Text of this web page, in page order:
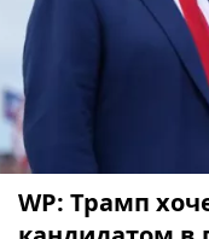
WP: Трамп